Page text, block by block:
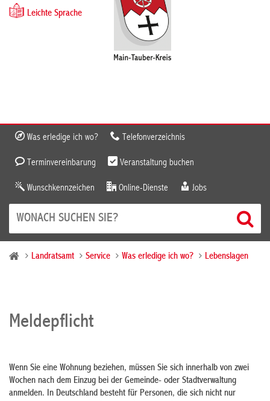
Leichte Sprache
Was erledige ich wo? Telefonverzeichnis
Terminvereinbarung Veranstaltung buchen
Wunschkennzeichen Online-Dienste Jobs
Landratsamt Service Was erledige ich wo? Lebenslagen
Meldepflicht
Wenn Sie eine Wohnung beziehen, müssen Sie sich innerhalb von zwei
Wochen nach dem Einzug bei der Gemeinde- oder Stadtverwaltung
anmelden. In Deutschland besteht für Personen, die sich nicht nur